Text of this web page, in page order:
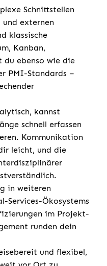
Schnittstellen
und externen
klassische
Kanban,
du ebenso wie die
PMI-Standards –
kannst
schnell erfassen
Kommunikation
leicht, und die
in weiteren
Services-Ökosystems
im Projekt-
runden dein
und flexibel,